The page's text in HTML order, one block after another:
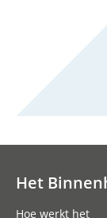
Het
Hoe werkt het